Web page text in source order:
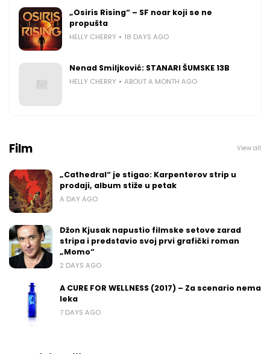
„Osiris Rising“ – SF noar koji se ne
propušta
HELLY CHERRY 18 DAYS AGO
Nenad Smiljković: STANARI ŠUMSKE 13B
HELLY CHERRY ABOUT A MONTH AGO
Film View all
„Cathedral“ je stigao: Karpenterov strip u
prodaji, album stiže u petak
A DAY AGO
Džon Kjusak napustio filmske setove zarad
stripa i predstavio svoj prvi grafički roman
„Momo“
2 DAYS AGO
A CURE FOR WELLNESS (2017) – Za scenario nema
leka
7 DAYS AGO